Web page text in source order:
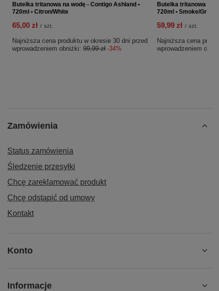
Butelka tritanowa na wodę - Contigo Ashland •
720ml • Citron/White
65,00 zł / szt.
Najniższa cena produktu w okresie 30 dni przed
wprowadzeniem obniżki: 99,99 zł -34%
Butelka tritanowa na
720ml • Smoke/Gray
59,99 zł / szt.
Najniższa cena
wprowadzeniem
Zamówienia
Status zamówienia
Śledzenie przesyłki
Chcę zareklamować produkt
Chcę odstąpić od umowy
Kontakt
Konto
Informacje